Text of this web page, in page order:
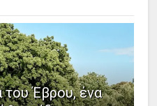
του Έβρου, ένα